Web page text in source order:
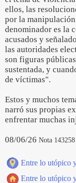
ellos, las
por la
denominador es la
acusados y
las autoridades
son figuras
sustentada, y
de víctimas".
Estos y muchos
narró sus propias
enfrentar muchas
08/06/26 Nota 143258
Entre lo utópico
Entre lo utópico